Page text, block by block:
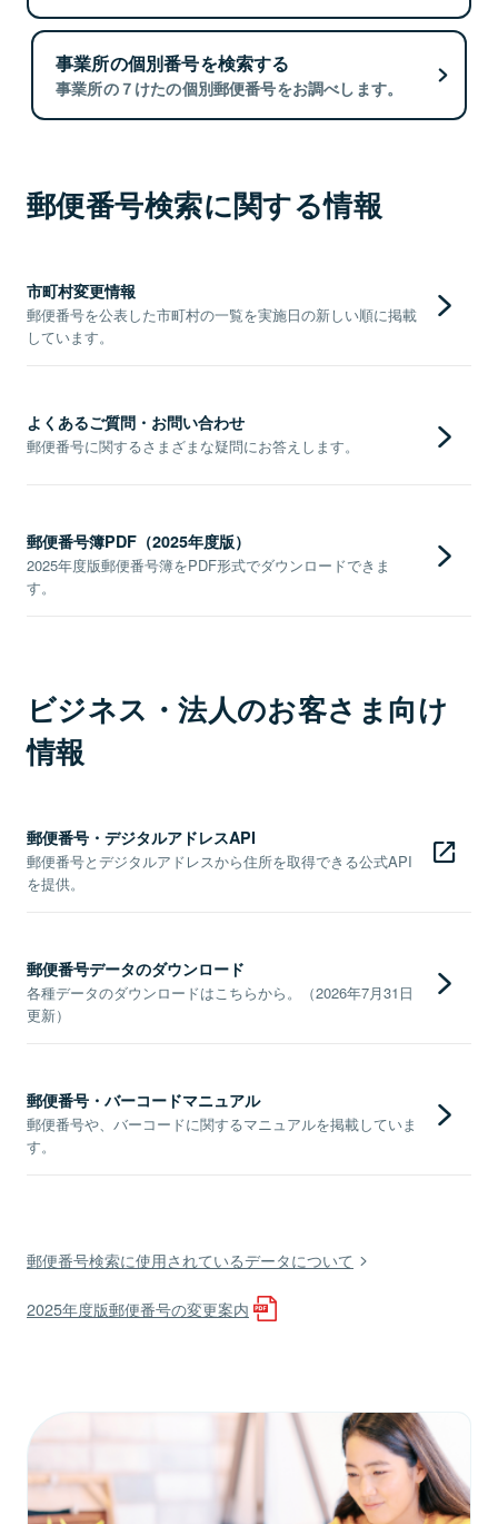
事業所の個別番号を検索する
事業所の７けたの個別郵便番号をお調べします。
郵便番号検索に関する情報
市町村変更情報
郵便番号を公表した市町村の一覧を実施日の新しい順に掲載
しています。
よくあるご質問・お問い合わせ
郵便番号に関するさまざまな疑問にお答えします。
郵便番号簿PDF（2025年度版）
2025年度版郵便番号簿をPDF形式でダウンロードできま
す。
ビジネス・法人のお客さま向け
情報
郵便番号・デジタルアドレスAPI
郵便番号とデジタルアドレスから住所を取得できる公式API
を提供。
郵便番号データのダウンロード
各種データのダウンロードはこちらから。（2026年7月31日
更新）
郵便番号・バーコードマニュアル
郵便番号や、バーコードに関するマニュアルを掲載していま
す。
郵便番号検索に使用されているデータについて
2025年度版郵便番号の変更案内